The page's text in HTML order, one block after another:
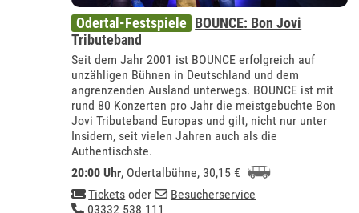
Odertal-Festspiele BOUNCE: Bon Jovi
Tributeband
Seit dem Jahr 2001 ist BOUNCE erfolgreich auf
unzähligen Bühnen in Deutschland und dem
angrenzenden Ausland unterwegs. BOUNCE ist mit
rund 80 Konzerten pro Jahr die meistgebuchte Bon
Jovi Tributeband Europas und gilt, nicht nur unter
Insidern, seit vielen Jahren auch als die
Authentischste.
20:00 Uhr, Odertalbühne, 30,15 €
Tickets oder
Besucherservice
03332 538 111